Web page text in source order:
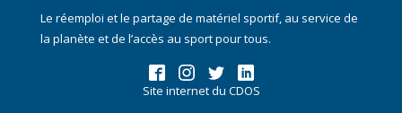
Le réemploi et le partage de matériel sportif, au service de
la planète et de l’accès au sport pour tous.
Site internet du CDOS